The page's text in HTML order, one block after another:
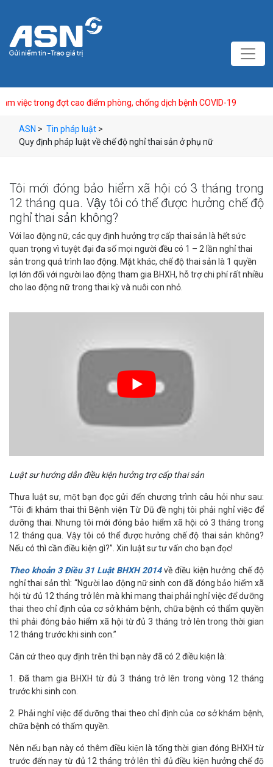
đợt cao điểm phòng, chống dịch bệnh COVID-19
ASN > Tin pháp luật >
Quy định pháp luật về chế độ nghỉ thai sản ở phụ nữ
Tôi mới đóng bảo hiểm xã hội có 3 tháng trong
12 tháng qua. Vậy tôi có thể được hưởng chế độ
nghỉ thai sản không?
Với lao động nữ, các quy định hưởng trợ cấp thai sản là hết sức
quan trọng vì tuyệt đại đa số mọi người đều có 1 – 2 lần nghỉ thai
sản trong quá trình lao động. Mặt khác, chế độ thai sản là 1 quyền
lợi lớn đối với người lao động tham gia BHXH, hỗ trợ chi phí rất nhiều
cho lao động nữ trong thai kỳ và nuôi con nhỏ.
Luật sư hướng dẫn điều kiện hưởng trợ cấp thai sản
Thưa luật sư, một bạn đọc gửi đến chương trình câu hỏi như sau:
“Tôi đi khám thai thì Bệnh viện Từ Dũ đề nghị tôi phải nghỉ việc để
dưỡng thai. Nhưng tôi mới đóng bảo hiểm xã hội có 3 tháng trong
12 tháng qua. Vậy tôi có thể được hưởng chế độ thai sản không?
Nếu có thì cần điều kiện gì?”. Xin luật sư tư vấn cho bạn đọc!
Theo khoản 3 Điều 31 Luật BHXH 2014 về điều kiện hưởng chế độ
nghỉ thai sản thì: “Người lao động nữ sinh con đã đóng bảo hiểm xã
hội từ đủ 12 tháng trở lên mà khi mang thai phải nghỉ việc để dưỡng
thai theo chỉ định của cơ sở khám bệnh, chữa bệnh có thẩm quyền
thì phải đóng bảo hiểm xã hội từ đủ 3 tháng trở lên trong thời gian
12 tháng trước khi sinh con.”
Căn cứ theo quy định trên thì bạn này đã có 2 điều kiện là:
1. Đã tham gia BHXH từ đủ 3 tháng trở lên trong vòng 12 tháng
trước khi sinh con.
2. Phải nghỉ việc để dưỡng thai theo chỉ định của cơ sở khám bệnh,
chữa bệnh có thẩm quyền.
Nên nếu bạn này có thêm điều kiện là tổng thời gian đóng BHXH từ
trước đến nay từ đủ 12 tháng trở lên thì đủ điều kiện hưởng chế độ